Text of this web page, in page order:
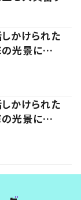
かけられた
の光景に…
かけられた
の光景に…